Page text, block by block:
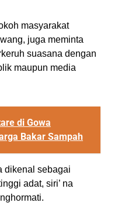
masyarakat
juga meminta
suasana dengan
maupun media
di Gowa
Bakar Sampah
dikenal sebagai
adat, siri’ na